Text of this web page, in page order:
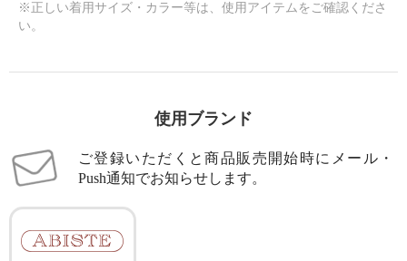
※正しい着用サイズ・カラー等は、使用アイテムをご確認くださ
い。
使用ブランド
ご登録いただくと商品販売開始時にメール・
Push通知でお知らせします。